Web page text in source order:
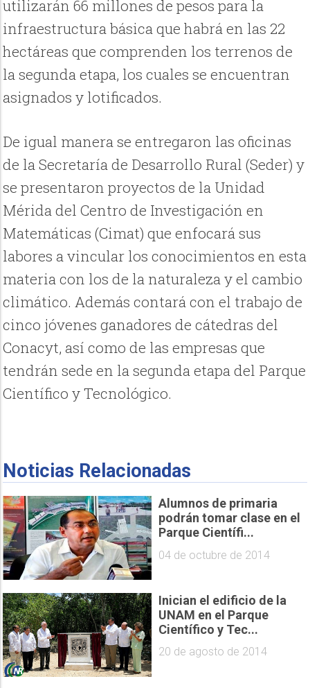
utilizarán 66 millones de pesos para la
infraestructura básica que habrá en las 22
hectáreas que comprenden los terrenos de
la segunda etapa, los cuales se encuentran
asignados y lotificados.
De igual manera se entregaron las oficinas
de la Secretaría de Desarrollo Rural (Seder) y
se presentaron proyectos de la Unidad
Mérida del Centro de Investigación en
Matemáticas (Cimat) que enfocará sus
labores a vincular los conocimientos en esta
materia con los de la naturaleza y el cambio
climático. Además contará con el trabajo de
cinco jóvenes ganadores de cátedras del
Conacyt, así como de las empresas que
tendrán sede en la segunda etapa del Parque
Científico y Tecnológico.
Noticias Relacionadas
Alumnos de primaria
podrán tomar clase en el
Parque Científi...
04 de octubre de 2014
Inician el edificio de la
UNAM en el Parque
Científico y Tec...
20 de agosto de 2014